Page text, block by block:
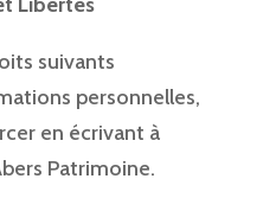
suivants
personnelles,
en écrivant à
Patrimoine.